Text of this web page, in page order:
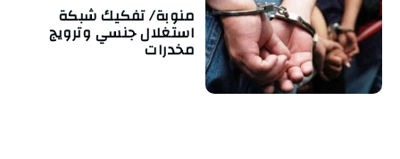
منوبة/ تفكيك شبكة
استغلال جنسي وترويج
مخدرات